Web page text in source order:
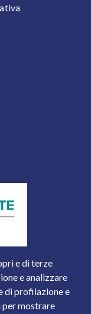
e di terze
e analizzare
di profilazione e
mostrare